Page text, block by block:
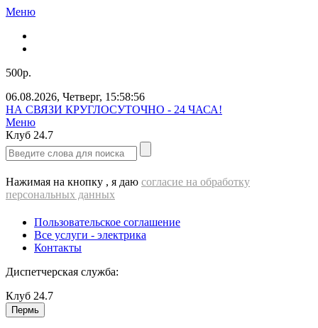
Меню
500р.
06.08.2026, Четверг, 15:58:56
НА СВЯЗИ КРУГЛОСУТОЧНО - 24 ЧАСА!
Меню
Клуб 24.7
Нажимая на кнопку , я даю согласие на обработку
персональных данных
Пользовательское соглашение
Все услуги - электрика
Контакты
Диспетчерская служба:
Клуб 24.7
Пермь